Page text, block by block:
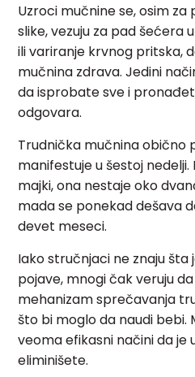
Uzroci mučnine se, osim
slike, vezuju za pad šećera
ili variranje krvnog pritska,
mučnina zdrava. Jedini
da isprobate sve i
odgovara.
Trudnička mučnina obično
manifestuje u šestoj
majki, ona nestaje oko
mada se ponekad dešava
devet meseci.
Iako stručnjaci ne znaju šta
pojave, mnogi čak veruju
mehanizam sprečavanja
što bi moglo da naudi bebi.
veoma efikasni načini da je
eliminišete.